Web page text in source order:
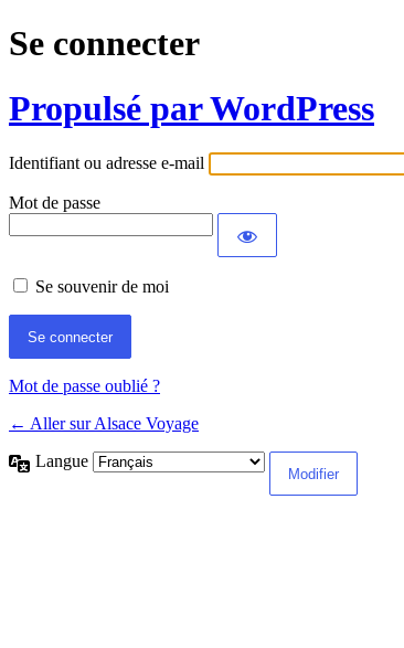
Se connecter
Propulsé par WordPress
Identifiant ou adresse e-mail
Mot de passe
Se souvenir de moi
Mot de passe oublié ?
← Aller sur Alsace Voyage
Langue